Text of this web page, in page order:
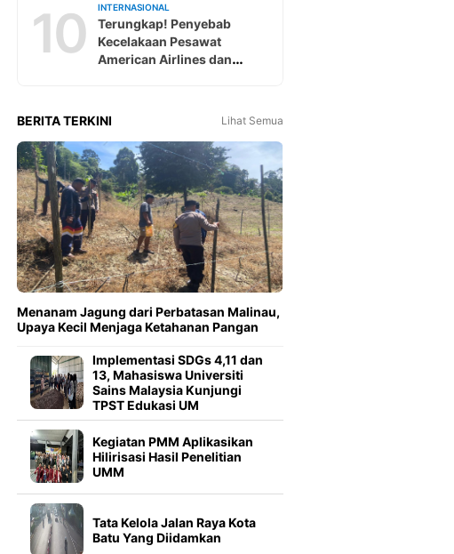
10 INTERNASIONAL
Terungkap! Penyebab
Kecelakaan Pesawat
American Airlines dan
BERITA TERKINI Lihat Semua
Menanam Jagung dari Perbatasan Malinau,
Upaya Kecil Menjaga Ketahanan Pangan
Implementasi SDGs 4,11 dan
13, Mahasiswa Universiti
Sains Malaysia Kunjungi
TPST Edukasi UM
Kegiatan PMM Aplikasikan
Hilirisasi Hasil Penelitian
UMM
Tata Kelola Jalan Raya Kota
Batu Yang Diidamkan